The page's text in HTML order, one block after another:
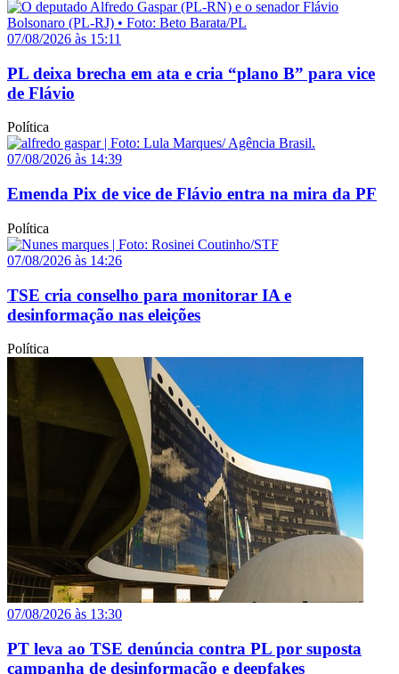
07/08/2026 às 15:11
PL deixa brecha em ata e cria “plano B” para vice
de Flávio
Política
07/08/2026 às 14:39
Emenda Pix de vice de Flávio entra na mira da PF
Política
07/08/2026 às 14:26
TSE cria conselho para monitorar IA e
desinformação nas eleições
Política
07/08/2026 às 13:30
PT leva ao TSE denúncia contra PL por suposta
campanha de desinformação e deepfakes